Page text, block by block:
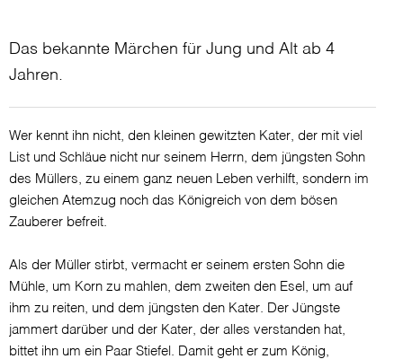
Das bekannte Märchen für Jung und Alt ab 4
Jahren.
Wer kennt ihn nicht, den kleinen gewitzten Kater, der mit viel
List und Schläue nicht nur seinem Herrn, dem jüngsten Sohn
des Müllers, zu einem ganz neuen Leben verhilft, sondern im
gleichen Atemzug noch das Königreich von dem bösen
Zauberer befreit.
Als der Müller stirbt, vermacht er seinem ersten Sohn die
Mühle, um Korn zu mahlen, dem zweiten den Esel, um auf
ihm zu reiten, und dem jüngsten den Kater. Der Jüngste
jammert darüber und der Kater, der alles verstanden hat,
bittet ihn um ein Paar Stiefel. Damit geht er zum König,